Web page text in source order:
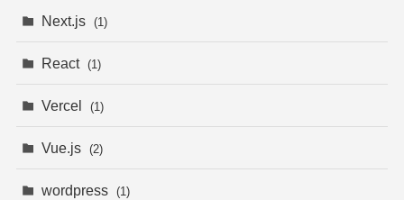
Next.js (1)
React (1)
Vercel (1)
Vue.js (2)
wordpress (1)